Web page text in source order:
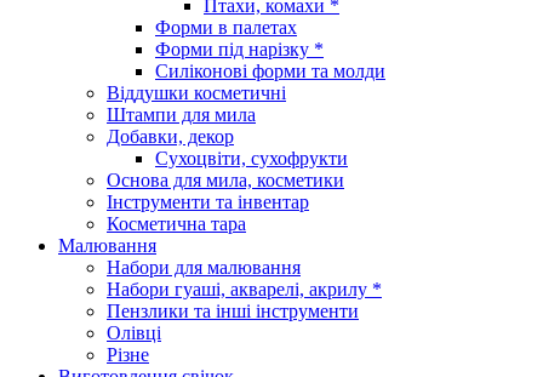
Птахи, комахи *
Форми в палетах
Форми під нарізку *
Силіконові форми та молди
Віддушки косметичні
Штампи для мила
Добавки, декор
Сухоцвіти, сухофрукти
Основа для мила, косметики
Інструменти та інвентар
Косметична тара
Малювання
Набори для малювання
Набори гуаші, акварелі, акрилу *
Пензлики та інші інструменти
Олівці
Різне